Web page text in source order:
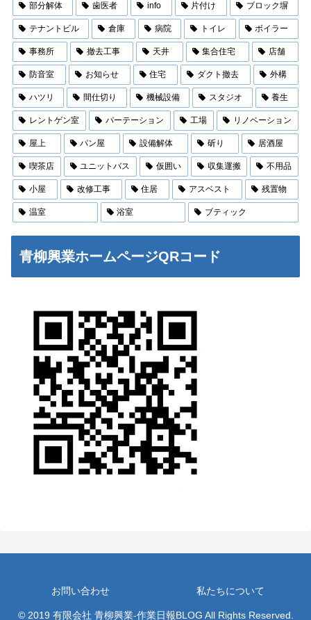
部分解体 歯医者 info 片付け ブロック塀
テナントビル 倉庫 病院 トイレ ボイラー
事務所 撤去工事 天井 集合住宅 店舗
防音室 お知らせ 住宅 ダクト撤去 外構
ハツリ 間仕切り 機械設備 スタジオ 養生
レントゲン室 パーテーション 工場 リノベーション
屋上 パン屋 設備解体 斫り 居酒屋
喫茶店 ユニットバス 仮囲い 収集運搬 不用品
小屋 改修工事 住居 アスベスト 残置物
温室 浴室 ブティック
青柳興業ホームページQRコード
お問い合わせ 私たちについて
© 2019 有限会社 青柳興業-作業日報BLOG All Rights Reserved.